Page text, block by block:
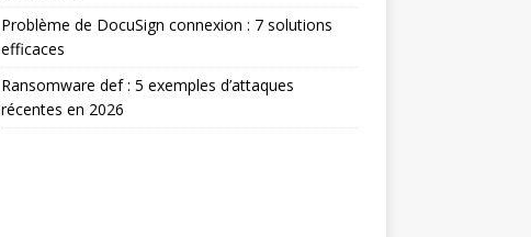
Problème de DocuSign connexion : 7 solutions
efficaces
Ransomware def : 5 exemples d’attaques
récentes en 2026